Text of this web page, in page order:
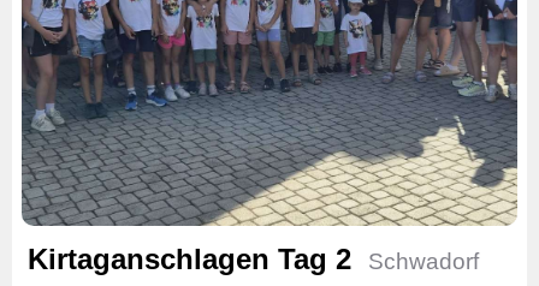
Kirtaganschlagen Tag 2
Schwadorf